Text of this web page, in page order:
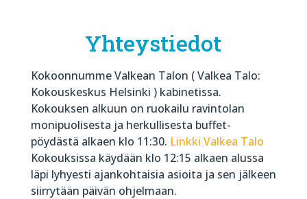
Yhteystiedot
Kokoonnumme Valkean Talon ( Valkea Talo:
Kokouskeskus Helsinki ) kabinetissa.
Kokouksen alkuun on ruokailu ravintolan
monipuolisesta ja herkullisesta buffet-
pöydästä alkaen klo 11:30. Linkki Valkea Talo
Kokouksissa käydään klo 12:15 alkaen alussa
läpi lyhyesti ajankohtaisia asioita ja sen jälkeen
siirrytään päivän ohjelmaan.